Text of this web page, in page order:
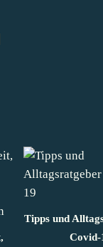
Tipps und
Covid-